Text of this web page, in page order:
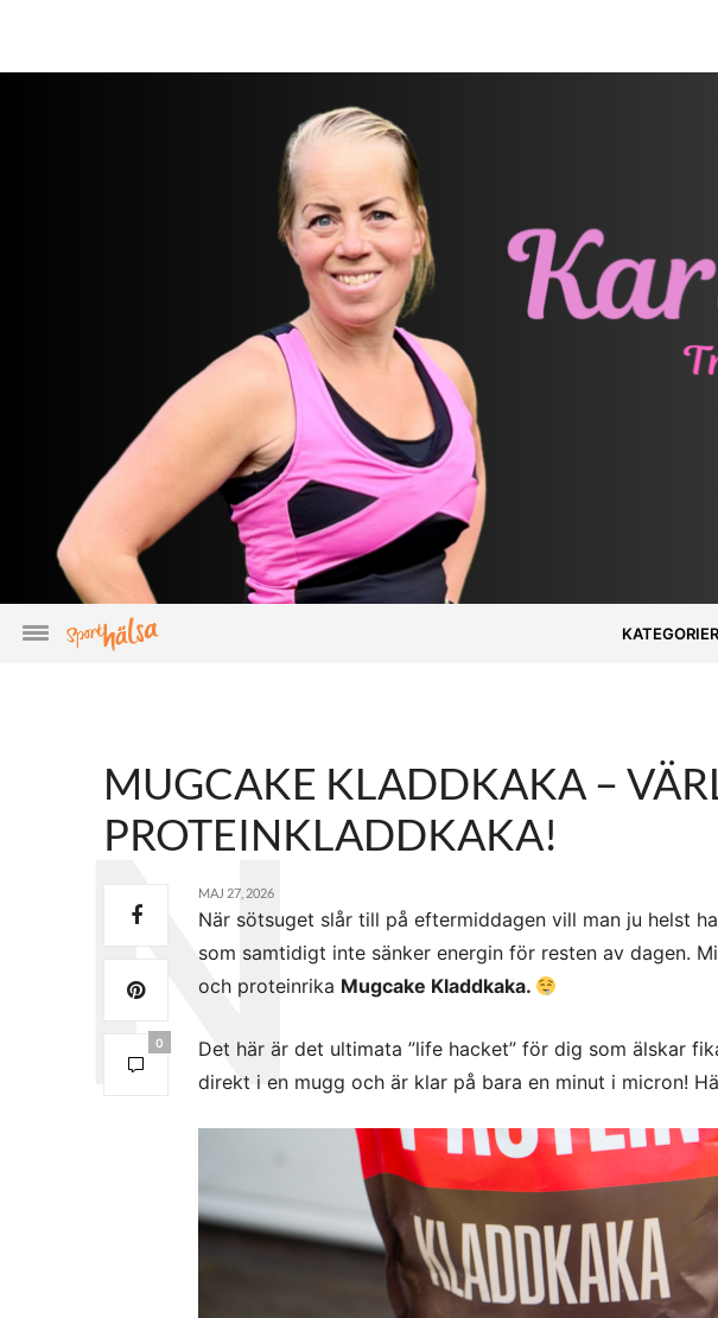
KATEGORIER
MUGCAKE KLADDKAKA –
PROTEINKLADDKAKA!
0
MAJ 27, 2026
När sötsuget slår till på eftermiddagen vill man ju helst
som samtidigt inte sänker energin för resten av dagen.
och proteinrika Mugcake Kladdkaka.
Det här är det ultimata ”life hacket” för dig som älskar
direkt i en mugg och är klar på bara en minut i micron!